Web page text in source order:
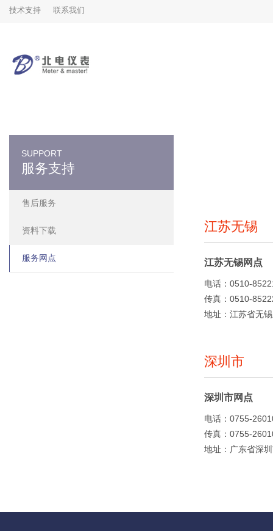
技术支持 联系我们
江苏无锡
江苏无锡网点
电话：0510-
传真：0510-
地址：江苏省无
深圳市
深圳市网点
电话：0755-
传真：0755-
地址：广东省深
SUPPORT
服务支持
售后服务
资料下载
服务网点